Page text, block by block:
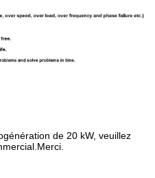
de 20 kW, veuillez